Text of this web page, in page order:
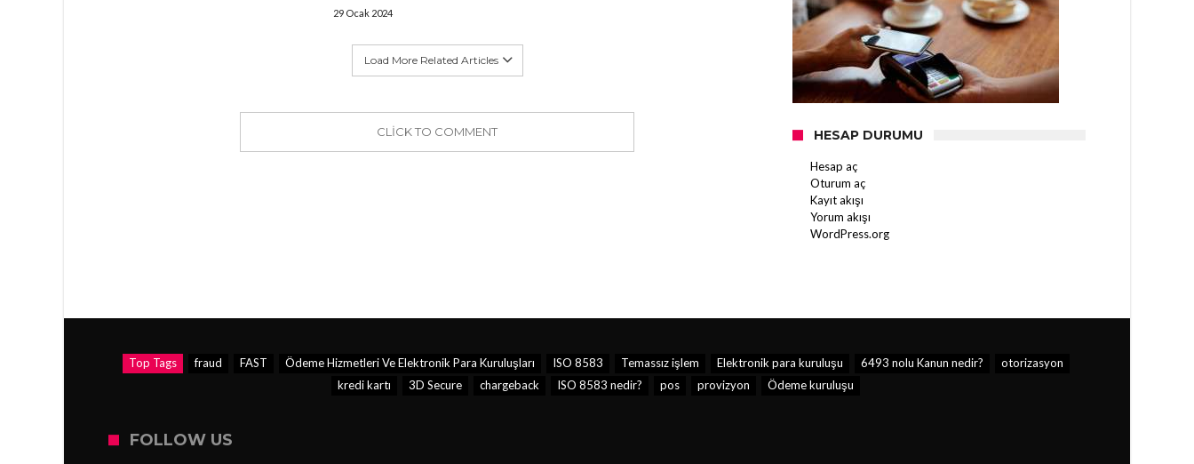
29 Ocak 2024
Load More Related Articles
CLICK TO COMMENT HESAP DURUMU
Hesap aç
Oturum aç
Kayıt akışı
Yorum akışı
WordPress.org
Top Tags fraud FAST Ödeme Hizmetleri Ve Elektronik Para Kuruluşları ISO 8583 Temassız işlem Elektronik para kuruluşu 6493 nolu Kanun nedir?
otorizasyon
kredi kartı
3D Secure chargeback ISO 8583 nedir? pos provizyon Ödeme kuruluşu
FOLLOW US